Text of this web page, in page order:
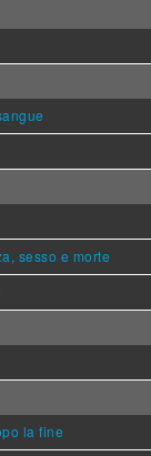
sesso e morte
la fine